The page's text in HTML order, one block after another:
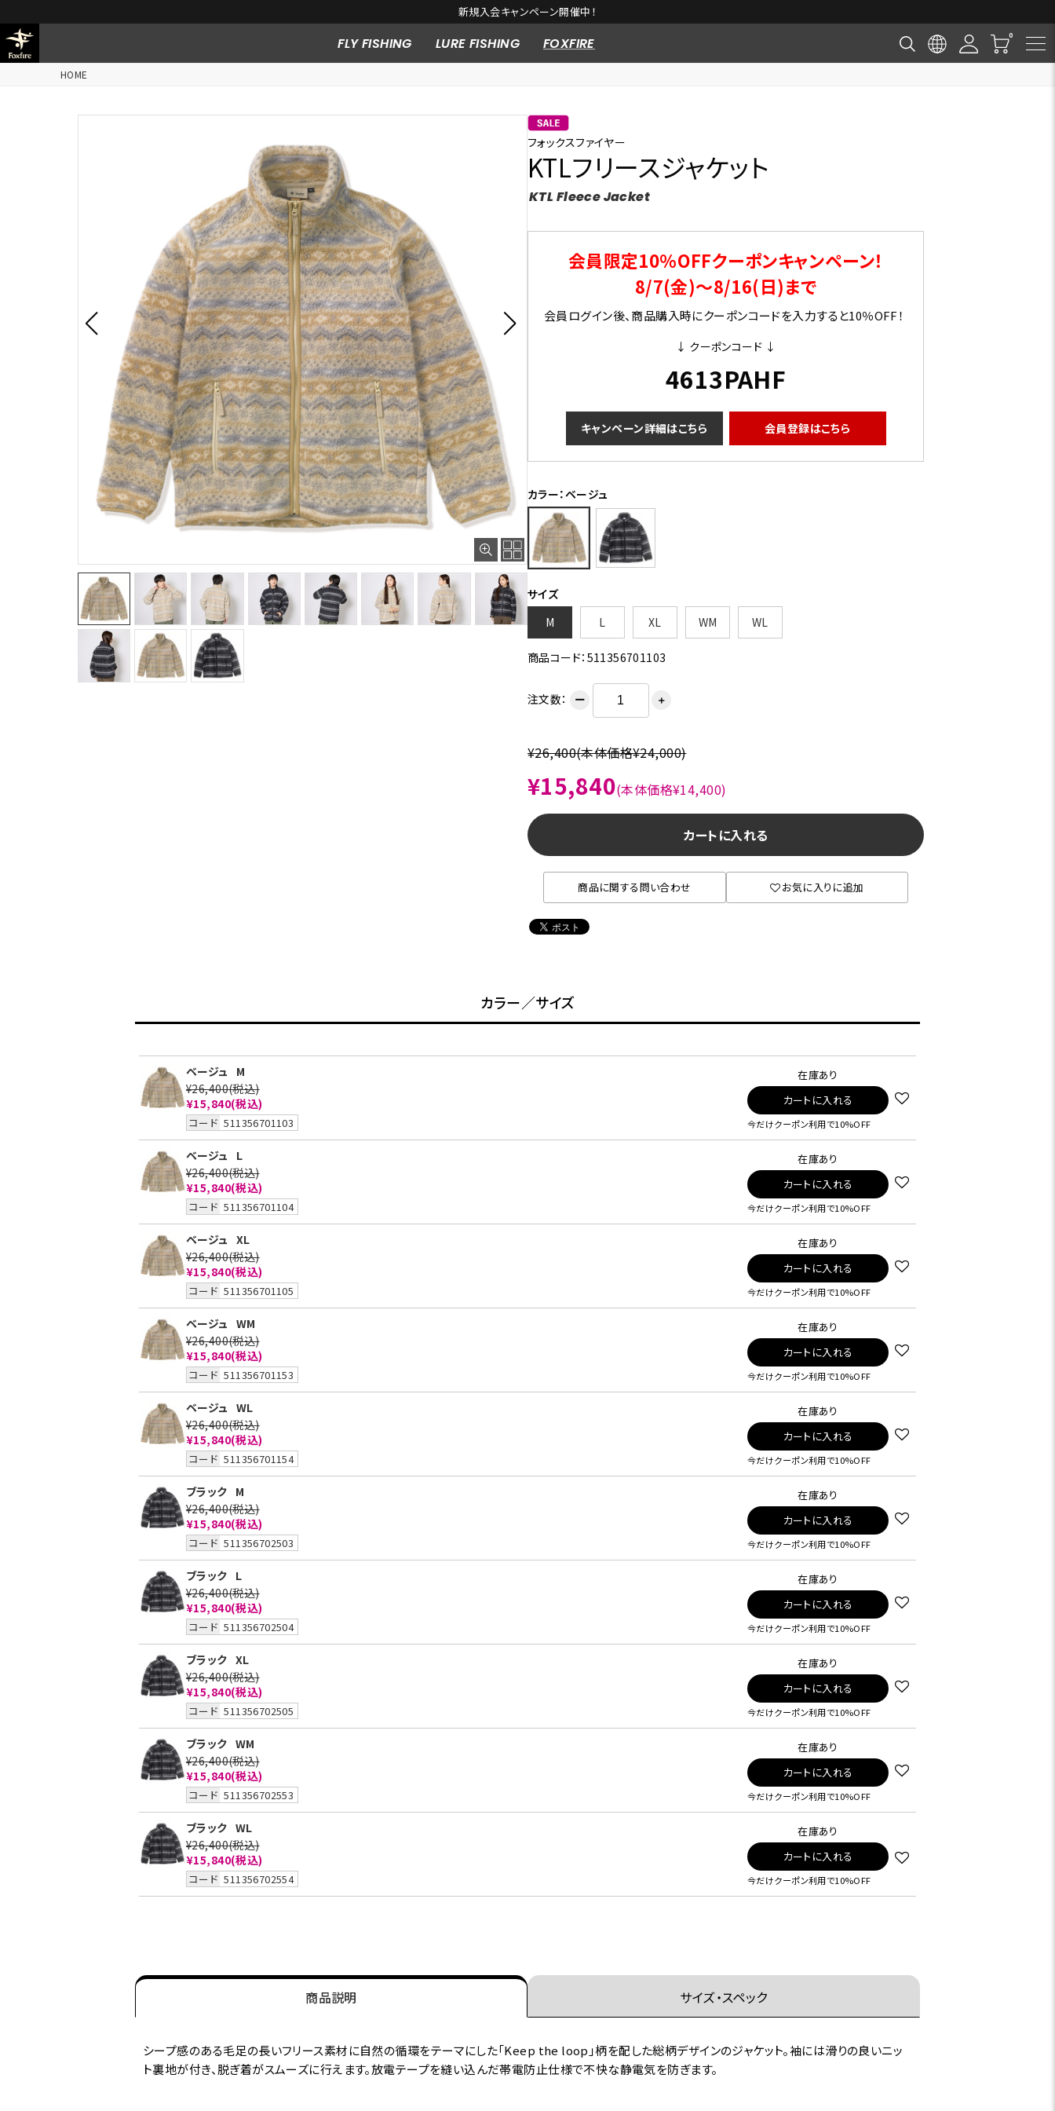
新規入会キャンペーン開催中！
FLY FISHING LURE FISHING FOXFIRE
HOME
フォックスファイヤー
KTLフリースジャケット
KTL Fleece Jacket
会員限定10％OFFクーポンキャンペーン！
8/7(金)～8/16(日)まで
会員ログイン後、商品購入時にクーポンコードを入力すると10％OFF！
↓ クーポンコード ↓
4613PAHF
キャンペーン詳細はこちら 会員登録はこちら
カラー：ベージュ
サイズ
M
L XL WM WL
商品コード：511356701103
注文数： ー ＋
¥26,400(本体価格¥24,000)
¥15,840(本体価格¥14,400)
カートに入れる
商品に関する問い合わせ お気に入りに追加
カラー／サイズ
ベージュ
M
¥26,400(税込)
¥15,840(税込)
コード 511356701103
在庫あり
カートに入れる
今だけクーポン利用で10%OFF
ベージュ
L
¥26,400(税込)
¥15,840(税込)
コード 511356701104
在庫あり
カートに入れる
今だけクーポン利用で10%OFF
ベージュ XL
¥26,400(税込)
¥15,840(税込)
コード 511356701105
在庫あり
カートに入れる
今だけクーポン利用で10%OFF
ベージュ WM
¥26,400(税込)
¥15,840(税込)
コード 511356701153
在庫あり
カートに入れる
今だけクーポン利用で10%OFF
ベージュ WL
¥26,400(税込)
¥15,840(税込)
コード 511356701154
在庫あり
カートに入れる
今だけクーポン利用で10%OFF
ブラック M
¥26,400(税込)
¥15,840(税込)
コード 511356702503
在庫あり
カートに入れる
今だけクーポン利用で10%OFF
ブラック L
¥26,400(税込)
¥15,840(税込)
コード 511356702504
在庫あり
カートに入れる
今だけクーポン利用で10%OFF
ブラック XL
¥26,400(税込)
¥15,840(税込)
コード 511356702505
在庫あり
カートに入れる
今だけクーポン利用で10%OFF
ブラック WM
¥26,400(税込)
¥15,840(税込)
コード 511356702553
在庫あり
カートに入れる
今だけクーポン利用で10%OFF
ブラック WL
¥26,400(税込)
¥15,840(税込)
コード 511356702554
在庫あり
カートに入れる
今だけクーポン利用で10%OFF
商品説明 サイズ・スペック
シープ感のある毛足の長いフリース素材に自然の循環をテーマにした「Keep the loop」柄を配した総柄デザインのジャケット。袖には滑りの良いニッ
ト裏地が付き、脱ぎ着がスムーズに行えます。放電テープを縫い込んだ帯電防止仕様で不快な静電気を防ぎます。